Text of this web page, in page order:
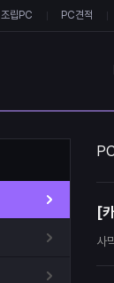
조립PC PC견적
[
사